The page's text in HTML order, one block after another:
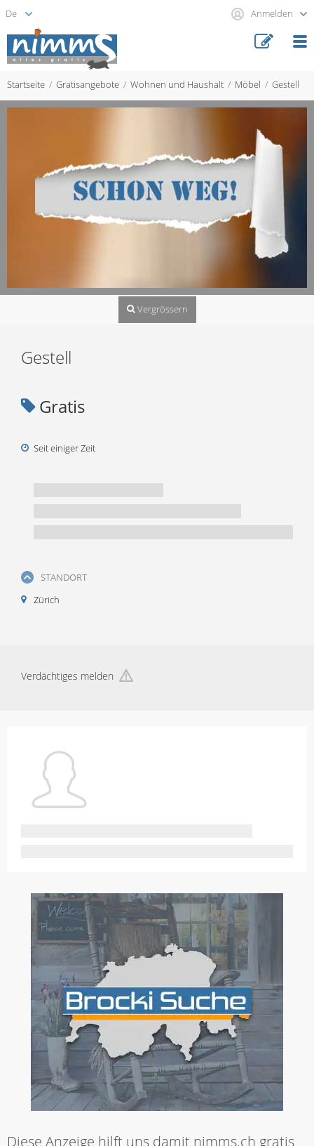
Anmelden
Startseite Gratisangebote Wohnen und Haushalt Möbel Gestell
Vergrössern
Gestell
Gratis
Seit einiger Zeit
STANDORT
Zürich
Verdächtiges melden
Diese Anzeige hilft uns damit nimms.ch gratis